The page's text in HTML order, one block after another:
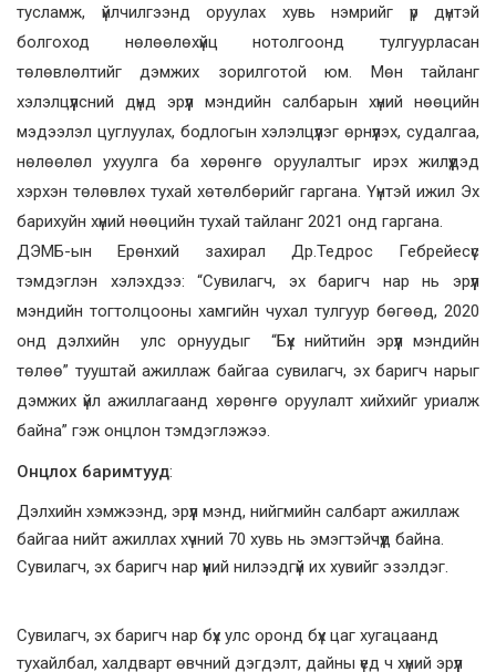
тусламж, үйлчилгээнд оруулах хувь нэмрийг үр дүнтэй
болгоход нөлөөлөхүйц нотолгоонд тулгуурласан
төлөвлөлтийг дэмжих зорилготой юм. Мөн тайланг
хэлэлцүүлсний дүнд эрүүл мэндийн салбарын хүний нөөцийн
мэдээлэл цуглуулах, бодлогын хэлэлцүүлэг өрнүүлэх, судалгаа,
нөлөөлөл ухуулга ба хөрөнгө оруулалтыг ирэх жилүүдэд
хэрхэн төлөвлөх тухай хөтөлбөрийг гаргана. Үүнтэй ижил Эх
барихуйн хүний нөөцийн тухай тайланг 2021 онд гаргана.
ДЭМБ-ын Ерөнхий захирал Др.Тедрос Гебрейесүс
тэмдэглэн хэлэхдээ: “Сувилагч, эх баригч нар нь эрүүл
мэндийн тогтолцооны хамгийн чухал тулгуур бөгөөд, 2020
онд дэлхийн улс орнуудыг “Бүх нийтийн эрүүл мэндийн
төлөө” тууштай ажиллаж байгаа сувилагч, эх баригч нарыг
дэмжих үйл ажиллагаанд хөрөнгө оруулалт хийхийг уриалж
байна” гэж онцлон тэмдэглэжээ.
Онцлох баримтууд:
Дэлхийн хэмжээнд, эрүүл мэнд, нийгмийн салбарт ажиллаж
байгаа нийт ажиллах хүчний 70 хувь нь эмэгтэйчүүд байна.
Сувилагч, эх баригч нар үүний нилээдгүй их хувийг эзэлдэг.
Сувилагч, эх баригч нар бүх улс оронд бүх цаг хугацаанд
тухайлбал, халдварт өвчний дэгдэлт, дайны үед ч хүний эрүүл